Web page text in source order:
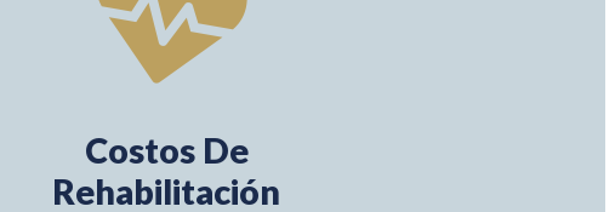
Costos De
Rehabilitación